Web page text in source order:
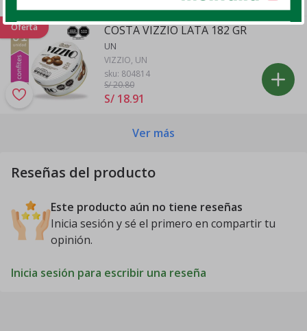
Oferta COSTA VIZZIO LATA 182 GR
UN
VIZZIO, UN
sku: 804814
S/ 20.80
S/ 18.91
Ver más
Reseñas del producto
Este producto aún no tiene reseñas
Inicia sesión y sé el primero en compartir tu
opinión.
Inicia sesión para escribir una reseña